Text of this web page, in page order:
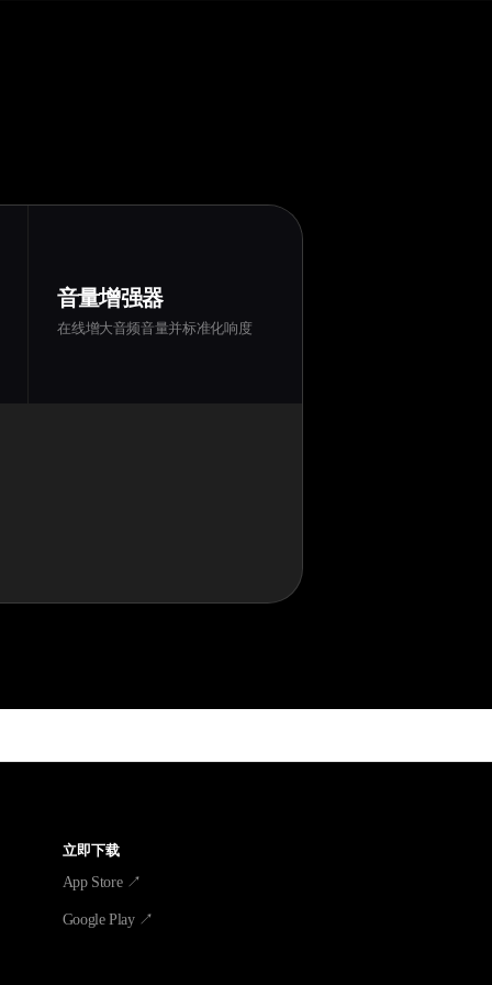
音量增强器
在线增大音频音量并标准化响度
立即下载
App Store ↗
Google Play ↗